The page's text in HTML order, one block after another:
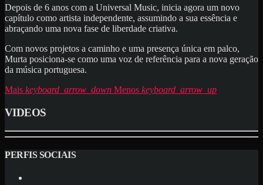
Depois de 6 anos com a Universal Music, inicia agora um novo
capítulo como artista independente, assumindo a sua essência e
abraçando uma nova fase de liberdade criativa.
Com novos projetos a caminho e uma presença única em palco,
Murta posiciona-se como uma voz de referência para a nova geração
da música portuguesa.
Mais keyboard_arrow_down Menos keyboard_arrow_up
VIDEOS
PERFIS SOCIAIS